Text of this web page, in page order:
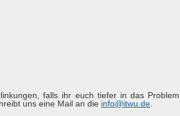
falls ihr euch tiefer in das Problem
uns eine Mail an die info@itwu.de